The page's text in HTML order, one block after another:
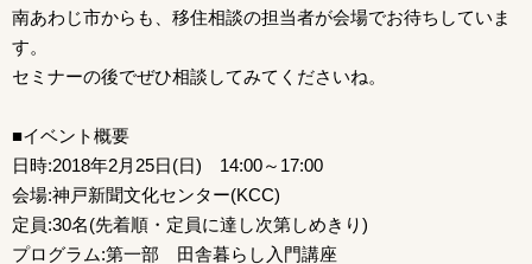
南あわじ市からも、移住相談の担当者が会場でお待ちしていま
す。
セミナーの後でぜひ相談してみてくださいね。
■イベント概要
日時:2018年2月25日(日) 14:00～17:00
会場:神戸新聞文化センター(KCC)
定員:30名(先着順・定員に達し次第しめきり)
プログラム:第一部 田舎暮らし入門講座